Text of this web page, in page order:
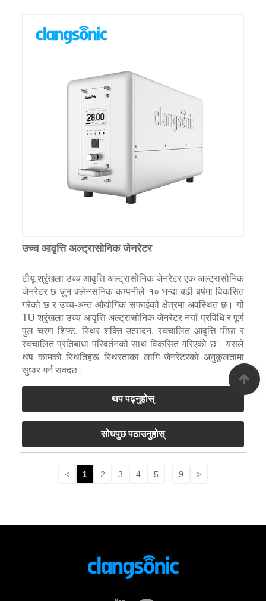
उच्च आवृत्ति अल्ट्रासोनिक जेनरेटर
टीयू श्रृंखला उच्च आवृत्ति अल्ट्रासोनिक जेनरेटर एक अल्ट्रासोनिक
जेनरेटर छ जुन क्लेन्ग्सनिक कम्पनीले १० भन्दा बढी बर्षमा विकसित
गरेको छ र उच्च-अन्त औद्योगिक सफाईको क्षेत्रमा अवस्थित छ। यो
TU श्रृंखला उच्च आवृत्ति अल्ट्रासोनिक जेनरेटर नयाँ प्रविधि र पूर्ण
पुल चरण शिफ्ट, स्थिर शक्ति उत्पादन, स्वचालित आवृत्ति पीछा र
स्वचालित प्रतिबाधा परिवर्तनको साथ विकसित गरिएको छ। यसले
थप कामको स्थितिहरू स्थिरताका लागि जेनरेटरको अनुकूलतामा
सुधार गर्न सक्दछ।
थप पढ्नुहोस्
सोधपुछ पठाउनुहोस्
< 1 2 3 4 5 9 >